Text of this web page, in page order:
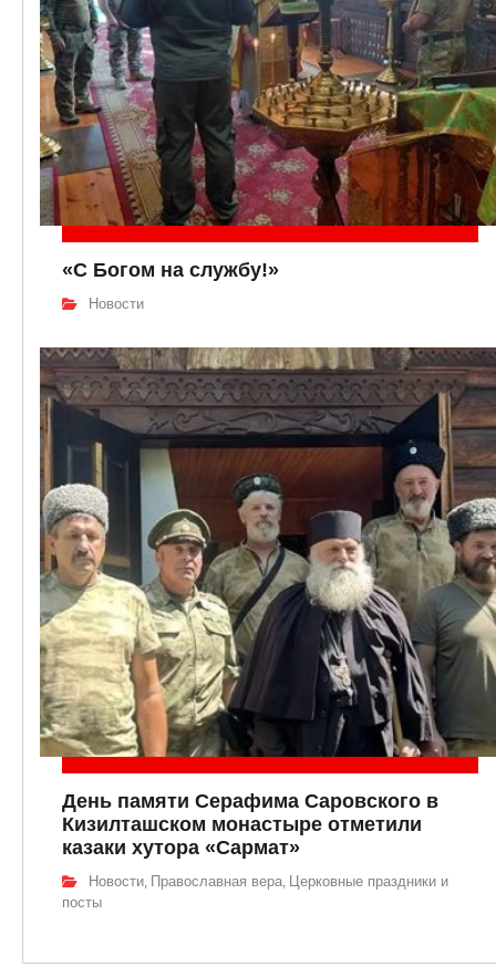
«С Богом на службу!»
Новости
День памяти Серафима Саровского в
Кизилташском монастыре отметили
казаки хутора «Сармат»
Новости Православная вера Церковные праздники и
посты